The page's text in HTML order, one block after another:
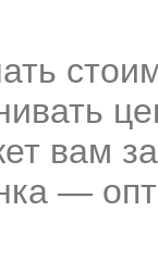
вам
—